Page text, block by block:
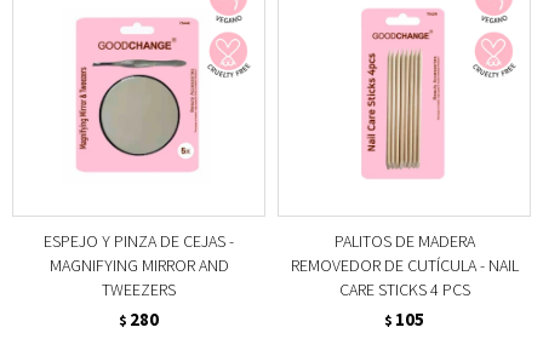
ESPEJO Y PINZA DE CEJAS -
MAGNIFYING MIRROR AND
TWEEZERS
$ 280
PALITOS DE MADERA
REMOVEDOR DE CUTÍCULA - NAIL
CARE STICKS 4 PCS
$ 105